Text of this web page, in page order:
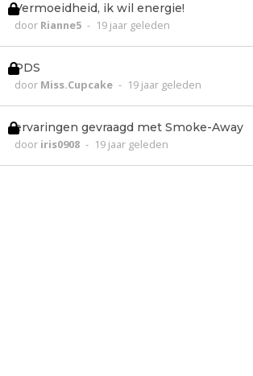
Vermoeidheid, ik wil energie!
door Rianne5 - 19 jaar geleden
PDS
door Miss.Cupcake - 19 jaar geleden
ervaringen gevraagd met Smoke-Away
door iris0908 - 19 jaar geleden